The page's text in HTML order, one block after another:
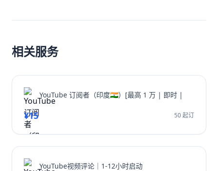
相关服务
YouTube 订阅者（印度🇮🇳）[最高 1 万 | 即时 |
¥15 50 起订
YouTube视频评论｜1-12小时启动